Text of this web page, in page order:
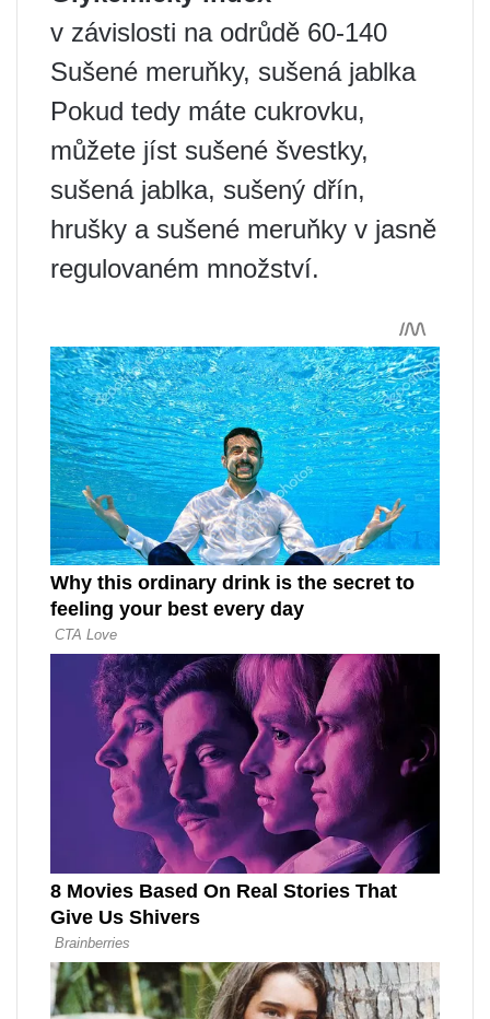
v závislosti na odrůdě 60-140
Sušené meruňky, sušená jablka
Pokud tedy máte cukrovku,
můžete jíst sušené švestky,
sušená jablka, sušený dřín,
hrušky a sušené meruňky v jasně
regulovaném množství.